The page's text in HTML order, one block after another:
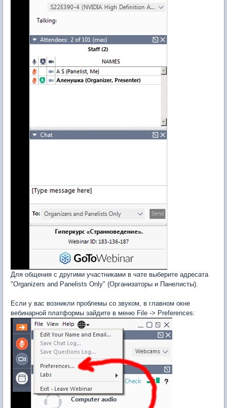
Для общения с другими участниками в чате выберите адресата
"Organizers and Panelists Only" (Организаторы и Панелисты).
Если у вас возникли проблемы со звуком, в главном окне
вебинарной платформы зайдите в меню File -> Preferences: